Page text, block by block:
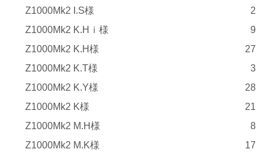
Z1000Mk2 I.S様
2
Z1000Mk2 K.Hｉ様
9
Z1000Mk2 K.H様
27
Z1000Mk2 K.T様
3
Z1000Mk2 K.Y様
28
Z1000Mk2 K様
21
Z1000Mk2 M.H様
8
Z1000Mk2 M.K様
17